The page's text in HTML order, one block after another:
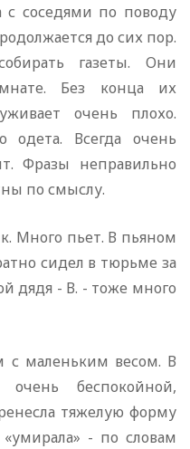
с соседями по поводу
до сих пор.
газеты. Они
Без конца их
очень плохо.
одета. Всегда очень
Фразы неправильно
по смыслу.
Много пьет. В пьяном
сидел в тюрьме за
дядя - В. - тоже много
с маленьким весом. В
беспокойной,
тяжелую форму
- по словам